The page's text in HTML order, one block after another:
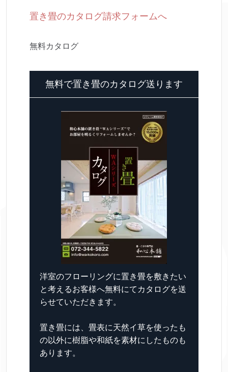
置き畳のカタログ請求フォームへ
無料カタログ
無料で置き畳のカタログ送ります
洋室のフローリングに置き畳を敷きたい
と考えるお客様へ無料にてカタログを送
らせていただきます。
置き畳には、畳表に天然イ草を使ったも
の以外に樹脂や和紙を素材にしたものも
あります。